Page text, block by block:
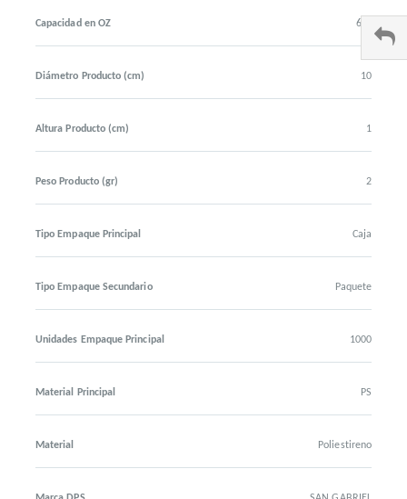
Capacidad en OZ 6/8
Diámetro Producto (cm) 10
Altura Producto (cm) 1
Peso Producto (gr) 2
Tipo Empaque Principal Caja
Tipo Empaque Secundario Paquete
Unidades Empaque Principal 1000
Material Principal PS
Material Poliestireno